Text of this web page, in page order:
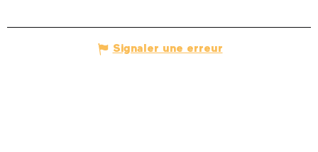
Signaler une erreur